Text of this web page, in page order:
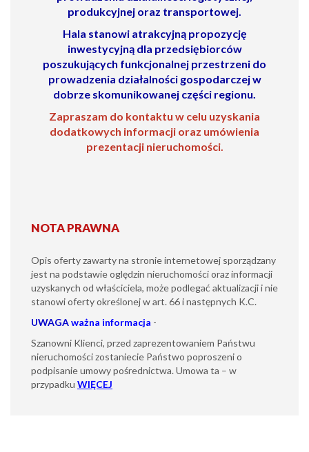
produkcyjnej oraz transportowej.
Hala stanowi atrakcyjną propozycję
inwestycyjnądla przedsiębiorców
poszukujących funkcjonalnej przestrzeni do
prowadzenia działalności gospodarczej w
dobrze skomunikowanej części regionu.
Zapraszam do kontaktu w celu uzyskania
dodatkowych informacji oraz umówienia
prezentacji nieruchomości.
NOTA PRAWNA
Opis oferty zawarty na stronie internetowej sporządzany
jest na podstawie oględzin nieruchomości oraz informacji
uzyskanych od właściciela, może podlegać aktualizacji i nie
stanowi oferty określonej w art. 66 i następnych K.C.
UWAGAważna informacja -
Szanowni Klienci, przed zaprezentowaniem Państwu
nieruchomości zostaniecie Państwo poproszeni o
podpisanie umowy pośrednictwa. Umowa ta – w
przypadku WIĘCEJ